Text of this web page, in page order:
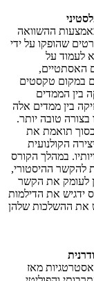
ההשוואה
שהופקו על ידי
לעמוד על
האסתטיים,
במקום טקסטים
בין הממדים
בין ממדים אלה
טובה יותר.
תואמת את
הקולנועית
במהלך הקורס
להקשר ההיסטורי,
לעומק את הקשר
ידגיש את הדילמות
את ההשלכות שלהן
מאז